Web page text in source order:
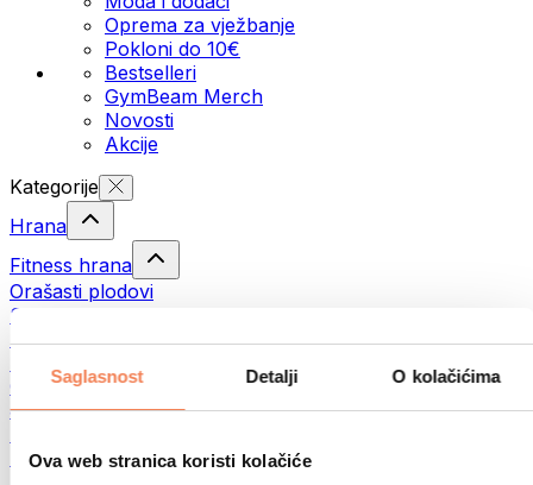
Saglasnost Detalji O kolačićima
Ova web stranica koristi kolačiće
Oprema za vježbanje
Pokloni do 10€
Bestselleri
GymBeam Merch
Novosti
Akcije
Kategorije
Hrana
Fitness hrana
Orašasti plodovi
Sjemenke
Namazi i paste
Gotovi obroci
Jaja
Meso